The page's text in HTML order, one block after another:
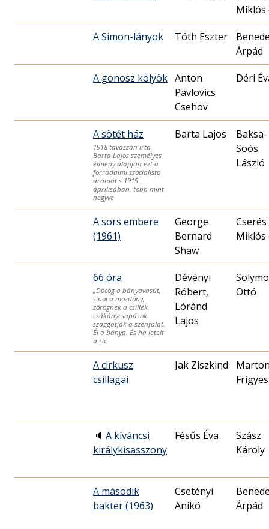
Miklós
A Simon-lányok Tóth Eszter
Árpád
A gonosz kölyök Anton
Pavlovics
Csehov
Déri
A sötét ház
1918 tavaszán írta
Barta Lajos személyes
élmény alapján ezt a
forradalmi szocialista
drámát s 1919
áprilisában, több mint
negyve
Barta Lajos
Baksa-
Soós
László
A sors embere
(1961)
George
Bernard
Shaw
Cserés
Miklós
66 óra
„Döcög a bányavasút,
sípol a mozdony,
zörögnek a csillék,
csákánycsapások
szaggatják a szénfalat.
Él a bánya. És ha letelt
a sic
Dévényi
Róbert,
Lóránd
Lajos
Ottó
A cirkusz
csillagai
Jak Ziszkind
Frigyes
🔈 A kíváncsi
királykisasszony
Fésűs Éva
Szász
Károly
A második
bakter (1963)
Csetényi
Anikó
Árpád